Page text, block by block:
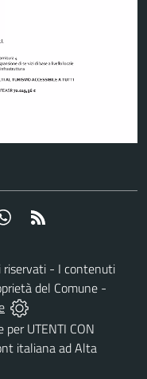
Whatsapp
- I contenuti
del Comune -
UTENTI CON
italiana ad Alta